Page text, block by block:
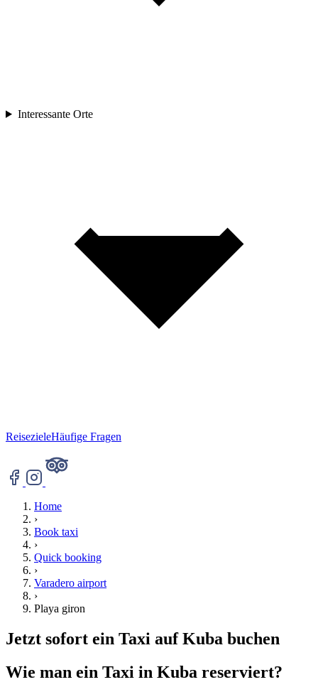
Interessante Orte
ReisezieleHäufige Fragen
Home
›
Book taxi
›
Quick booking
›
Varadero airport
›
Playa giron
Jetzt sofort ein Taxi auf Kuba buchen
Wie man ein Taxi in Kuba reserviert?